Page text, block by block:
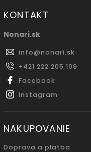
KONTAKT
Nonari.sk
info@nonari.sk
+421 222 205 109
Facebook
Instagram
NAKUPOVANIE
Doprava a platba